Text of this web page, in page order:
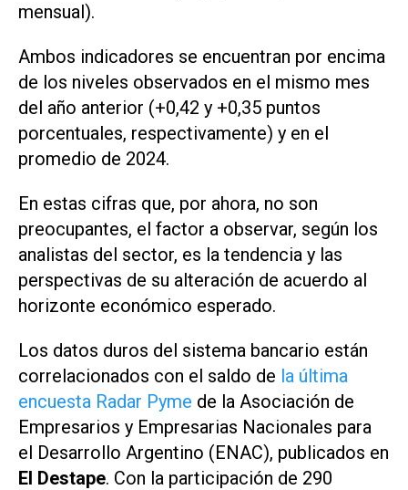
mensual).
Ambos indicadores se encuentran por encima
de los niveles observados en el mismo mes
del año anterior (+0,42 y +0,35 puntos
porcentuales, respectivamente) y en el
promedio de 2024.
En estas cifras que, por ahora, no son
preocupantes, el factor a observar, según los
analistas del sector, es la tendencia y las
perspectivas de su alteración de acuerdo al
horizonte económico esperado.
Los datos duros del sistema bancario están
correlacionados con el saldo de la última
encuesta Radar Pyme de la Asociación de
Empresarios y Empresarias Nacionales para
el Desarrollo Argentino (ENAC), publicados en
El Destape. Con la participación de 290